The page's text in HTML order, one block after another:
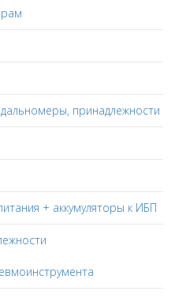
принадлежности
+ аккумуляторы к ИБП